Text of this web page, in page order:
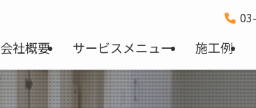
会社概要 サービスメニュー 施工例